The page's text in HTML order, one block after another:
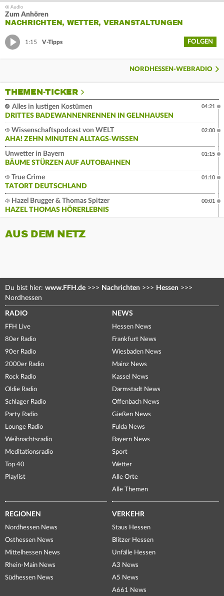
Zum Anhören
NACHRICHTEN, WETTER, VERANSTALTUNGEN
1:15 V-Tipps FOLGEN
NORDHESSEN-WEBRADIO
THEMEN-TICKER
Alles in lustigen Kostümen
DRITTES BADEWANNENRENNEN IN GELNHAUSEN
04:21
Wissenschaftspodcast von WELT
AHA! ZEHN MINUTEN ALLTAGS-WISSEN
02:00
Unwetter in Bayern
BÄUME STÜRZEN AUF AUTOBAHNEN
01:15
True Crime
TATORT DEUTSCHLAND
01:10
Hazel Brugger & Thomas Spitzer
HAZEL THOMAS HÖRERLEBNIS
00:01
AUS DEM NETZ
Du bist hier: www.FFH.de >>> Nachrichten >>> Hessen >>>
Nordhessen
RADIO
FFH Live
80er Radio
90er Radio
2000er Radio
Rock Radio
Oldie Radio
Schlager Radio
Party Radio
Lounge Radio
Weihnachtsradio
Meditationsradio
Top 40
Playlist
NEWS
Hessen News
Frankfurt News
Wiesbaden News
Mainz News
Kassel News
Darmstadt News
Offenbach News
Gießen News
Fulda News
Bayern News
Sport
Wetter
Alle Orte
Alle Themen
REGIONEN
Nordhessen News
Osthessen News
Mittelhessen News
Rhein-Main News
Südhessen News
VERKEHR
Staus Hessen
Blitzer Hessen
Unfälle Hessen
A3 News
A5 News
A661 News